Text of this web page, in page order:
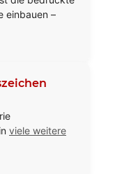
einbauen –
viele weitere